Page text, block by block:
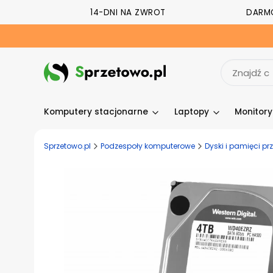
14-DNI NA ZWROT
Komputery stacjonarne Laptopy
Sprzetowo.pl Podzespoły komputerowe Dyski i pamięci